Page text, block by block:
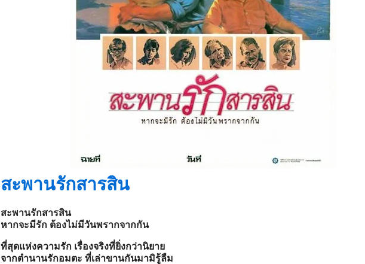
สะพานรักสารสิน
สะพานรักสารสิน
หากจะมีรัก ต้องไม่มีวันพรากจากกัน
ที่สุดแห่งความรัก เรื่องจริงที่ยิ่งกว่านิยาย
จากตำนานรักอมตะ ที่เล่าขานกันมามิรู้ลืม